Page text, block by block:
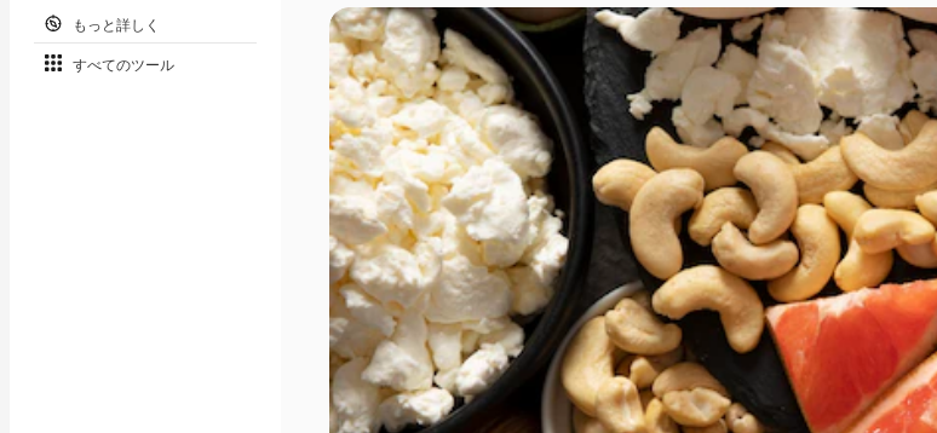
もっと詳しく
すべてのツール